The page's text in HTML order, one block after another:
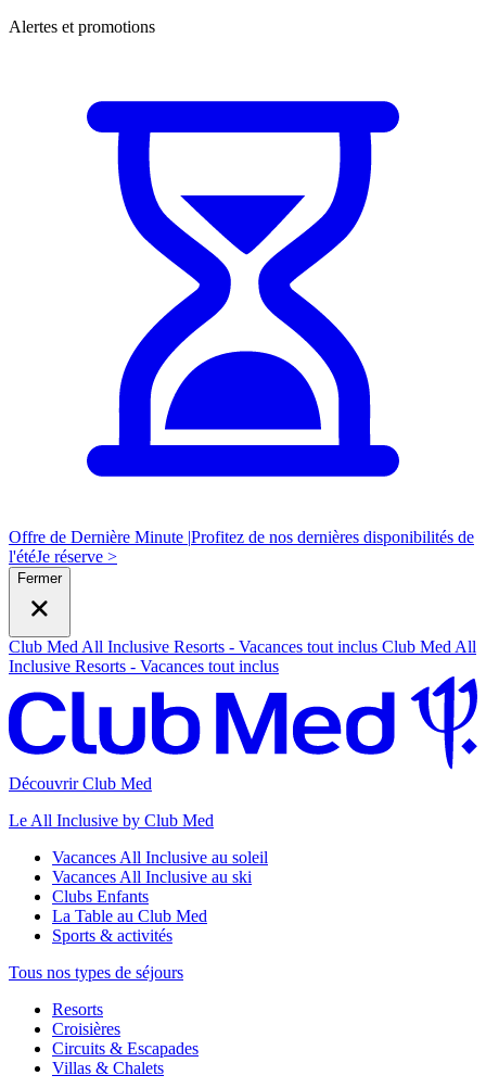
Alertes et promotions
Offre de Dernière Minute |Profitez de nos dernières disponibilités de
l'étéJe réserve >
Fermer
Club Med All Inclusive Resorts - Vacances tout inclus Club Med All
Inclusive Resorts - Vacances tout inclus
Découvrir Club Med
Le All Inclusive by Club Med
Vacances All Inclusive au soleil
Vacances All Inclusive au ski
Clubs Enfants
La Table au Club Med
Sports & activités
Tous nos types de séjours
Resorts
Croisières
Circuits & Escapades
Villas & Chalets